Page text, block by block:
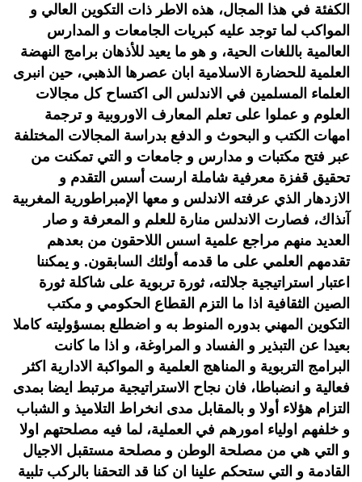
الكفئة في هذا المجال، هذه الاطر ذات التكوين العالي و
المواكب لما توجد عليه كبريات الجامعات و المدارس
العالمية باللغات الحية، و هو ما يعيد للأذهان برامج النهضة
العلمية للحضارة الاسلامية ابان عصرها الذهبي، حين انبرى
العلماء المسلمين في الاندلس الى اكتساح كل مجالات
العلوم و عملوا على تعلم المعارف الاوروبية و ترجمة
امهات الكتب و البحوث و الدفع بدراسة المجالات المختلفة
عبر فتح مكتبات و مدارس و جامعات و التي تمكنت من
تحقيق قفزة معرفية شاملة ارست أسس التقدم و
الازدهار الذي عرفته الاندلس و معها الإمبراطورية المغربية
آنذاك، فصارت الاندلس منارة للعلم و المعرفة و صار
العديد منهم مراجع علمية اسس اللاحقون من بعدهم
تقدمهم العلمي على ما قدمه أولئك السابقون. و يمكننا
اعتبار استراتيجية جلالته، ثورة تربوية على شاكلة ثورة
الصين الثقافية اذا ما التزم القطاع الحكومي و مكتب
التكوين المهني بدوره المنوط به و اضطلع بمسؤوليته كاملا
بعيدا عن التبذير و الفساد و المراوغة، و اذا ما كانت
البرامج التربوية و المناهج العلمية و المواكبة الادارية اكثر
فعالية و انضباطا، فان نجاح الاستراتيجية مرتبط ايضا بمدى
التزام هؤلاء أولا و بالمقابل مدى انخراط التلاميذ و الشباب
و خلفهم اولياء امورهم في العملية، لما فيه مصلحتهم اولا
و التي هي من مصلحة الوطن و مصلحة مستقبل الاجيال
القادمة و التي ستحكم علينا ان كنا قد التحقنا بالركب تلبية